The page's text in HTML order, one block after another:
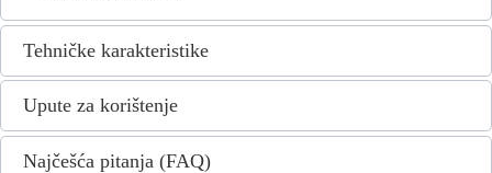
Tehničke karakteristike
Upute za korištenje
Najčešća pitanja (FAQ)